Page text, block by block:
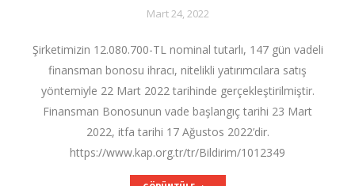
Mart 24, 2022
Şirketimizin 12.080.700-TL nominal tutarlı, 147 gün vadeli
finansman bonosu ihracı, nitelikli yatırımcılara satış
yöntemiyle 22 Mart 2022 tarihinde gerçekleştirilmiştir.
Finansman Bonosunun vade başlangıç tarihi 23 Mart
2022, itfa tarihi 17 Ağustos 2022’dir.
https://www.kap.org.tr/tr/Bildirim/1012349